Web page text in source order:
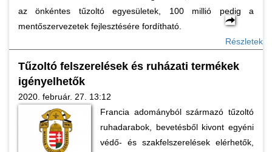
az önkéntes tűzoltó egyesületek, 100 millió pedig a
mentőszervezetek fejlesztésére fordítható.
Részletek
Tűzoltó felszerelések és ruházati termékek
igényelhetők
2020. február. 27. 13:12
Francia adományból származó tűzoltó
ruhadarabok, bevetésből kivont egyéni
védő- és szakfelszerelések elérhetők,